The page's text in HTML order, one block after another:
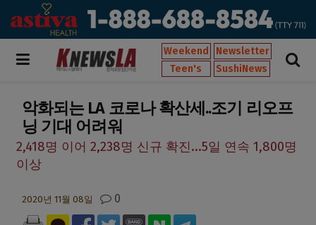
Weekend
Newsletter
Teen's
SushiNews
악화되는 LA 코로나 확산세..조기 리오프
닝 기대 어려워
2,418명 이어 2,238명 신규 확진...5일 연속 1,800명
이상
2020년 11월 08일 0